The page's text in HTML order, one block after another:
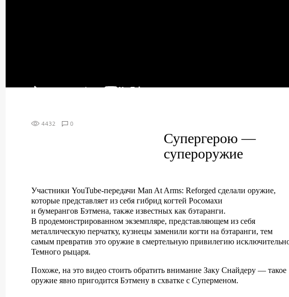
4432 0
Супергерою —
супероружие
Участники YouTube-передачи Man At Arms: Reforged сделали оружие,
которые представляет из себя гибрид когтей Росомахи
и бумерангов Бэтмена, также известных как бэтаранги.
В продемонстрированном экземпляре, представляющем из себя
металлическую перчатку, кузнецы заменили когти на бэтаранги, тем
самым превратив это оружие в смертельную привилегию
Темного рыцаря.
Похоже, на это видео стоить обратить внимание Заку Снайдеру — такое
оружие явно пригодится Бэтмену в схватке с Суперменом.